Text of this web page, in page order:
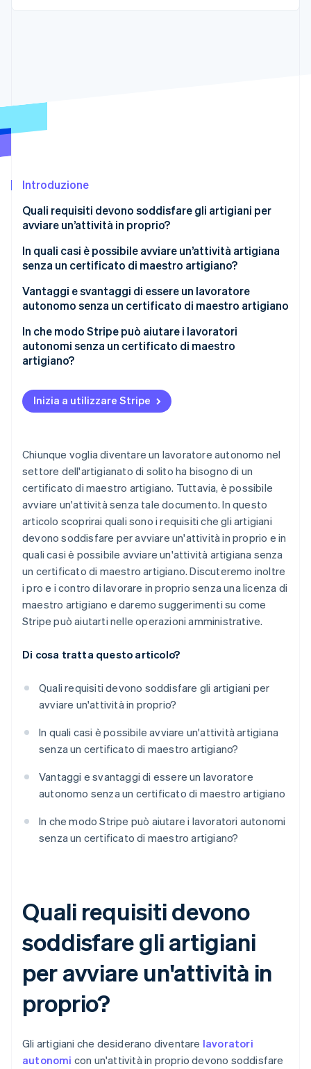
Scopri cosa ti aspetta
Identity
Stripe Sessions 2026
Guarda ora
Introduzione
Quali requisiti devono soddisfare gli artigiani per
avviare un’attività in proprio?
Cos’è il certificato di maestro artigiano?
In quali casi è possibile avviare un’attività artigiana
senza un certificato di maestro artigiano?
Attività che richiedono una licenza con certificato
di maestro artigiano
Professioni esenti da licenza senza certificato di
maestro artigiano
Attività simil-artigianali senza certificato di
maestro artigiano
Senza certificato di maestro artigiano ma con
Acquisizione di un’attività esistente
Responsabili operativi con certificato di maestro
artigiano
Riconoscimento delle qualifiche professionali di
altri Paesi
Vantaggi e svantaggi di essere un lavoratore
autonomo senza un certificato di maestro artigiano
Vantaggi
Svantaggi
In che modo Stripe può aiutare i lavoratori
autonomi senza un certificato di maestro
artigiano?
Inizia a utilizzare Stripe
Chiunque voglia diventare un lavoratore autonomo nel
settore dell'artigianato di solito ha bisogno di un
certificato di maestro artigiano. Tuttavia, è possibile
avviare un'attività senza tale documento. In questo
articolo scoprirai quali sono i requisiti che gli artigiani
devono soddisfare per avviare un'attività in proprio e in
quali casi è possibile avviare un'attività artigiana senza
un certificato di maestro artigiano. Discuteremo inoltre
i pro e i contro di lavorare in proprio senza una licenza di
maestro artigiano e daremo suggerimenti su come
Stripe può aiutarti nelle operazioni amministrative.
Di cosa tratta questo articolo?
Quali requisiti devono soddisfare gli artigiani per
avviare un'attività in proprio?
In quali casi è possibile avviare un'attività artigiana
senza un certificato di maestro artigiano?
Vantaggi e svantaggi di essere un lavoratore
autonomo senza un certificato di maestro artigiano
In che modo Stripe può aiutare i lavoratori autonomi
senza un certificato di maestro artigiano?
Quali requisiti devono
soddisfare gli artigiani
per avviare un'attività in
proprio?
Gli artigiani che desiderano diventare lavoratori
autonomi con un'attività in proprio devono soddisfare